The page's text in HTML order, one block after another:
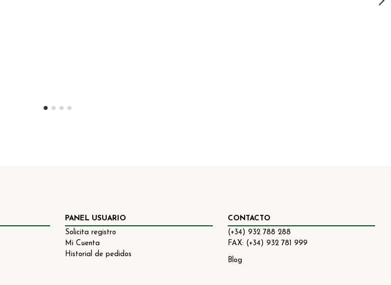
PANEL USUARIO
Solicita registro
Mi Cuenta
Historial de pedidos
CONTACTO
(+34) 932 788 288
FAX: (+34) 932 781 999
Blog